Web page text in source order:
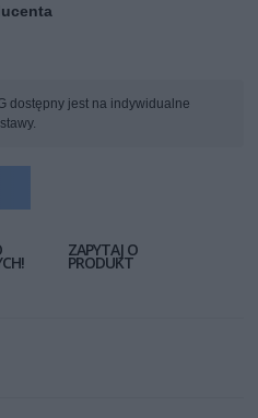
dostępny jest na indywidualne
ZAPYTAJ O
PRODUKT